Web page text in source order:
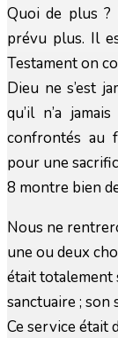
Quoi de plus ?
prévu plus. Il
Testament on
Dieu ne s’est
qu’il n’a
confrontés au
pour une
8 montre bien
Nous ne
une ou deux
était totalement
sanctuaire ; son
Ce service était